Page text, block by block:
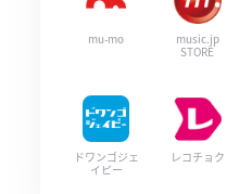
mu-mo
music.jp
STORE
ドワンゴジェ
イピー
レコチョク